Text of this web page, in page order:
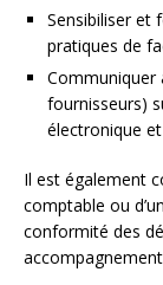
Sensibiliser et
pratiques de
Communiquer
fournisseurs)
électronique
Il est également
comptable ou
conformité des